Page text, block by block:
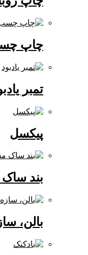
چاپ چسب پهن
تمبر یادبود
بند ساک مقوایی
بالن، سازه های